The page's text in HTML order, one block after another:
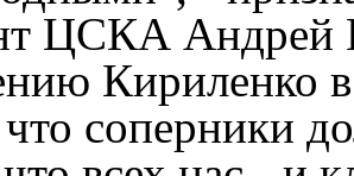
ЦСКА Андрей
Кириленко
соперники